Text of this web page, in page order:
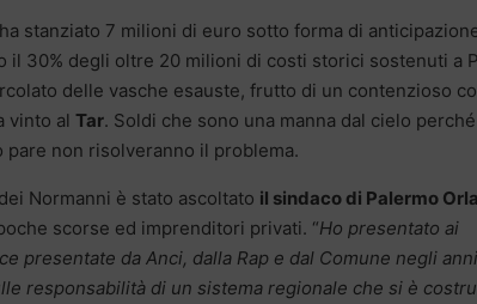
stanziato 7 milioni di euro sotto forma di
il 30% degli oltre 20 milioni di costi storici sostenuti a
delle vasche esauste, frutto di un contenzioso
vinto al Tar. Soldi che sono una manna dal cielo
pare non risolveranno il problema.
Normanni è stato ascoltato il sindaco di Palermo
scorse ed imprenditori privati. “Ho presentato ai
presentate da Anci, dalla Rap e dal Comune negli
responsabilità di un sistema regionale che si è